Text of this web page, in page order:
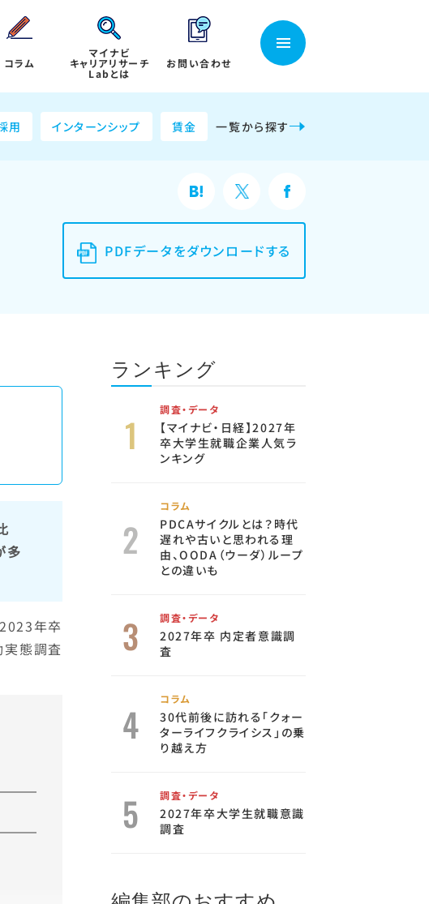
コラム
マイナビ
キャリアリサーチ
Labとは
お問い合わせ
用 インターンシップ 賃金 一覧から探す
PDFデータをダウンロードする
多
年卒
実態調査
ランキング
調査・データ
【マイナビ・日経】2027年
卒大学生就職企業人気ラ
ンキング
コラム
PDCAサイクルとは？時代
遅れや古いと思われる理
由、OODA（ウーダ）ループ
との違いも
調査・データ
2027年卒 内定者意識調
査
コラム
30代前後に訪れる「クォー
ターライフクライシス」の乗
り越え方
調査・データ
2027年卒大学生就職意識
調査